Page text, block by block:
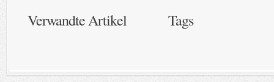
Verwandte Artikel Tags